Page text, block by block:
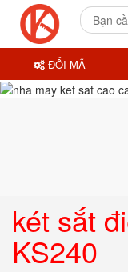
két sắt
KS240
ĐỔI MÃ